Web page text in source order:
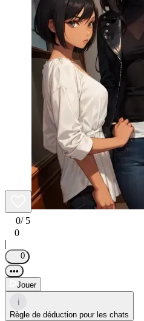
0/ 5
0
|
0
•••
Jouer
i
Règle de déduction pour les chats